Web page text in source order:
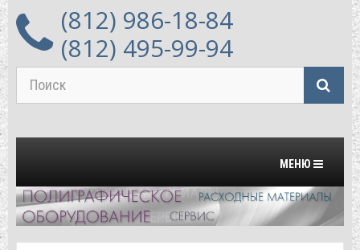
(812) 986-18-84
(812) 495-99-94
Переключить
МЕНЮ